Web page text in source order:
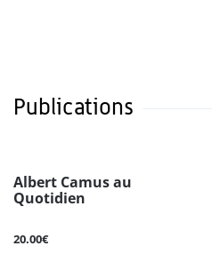
Publications
Albert Camus au
Quotidien
20.00€